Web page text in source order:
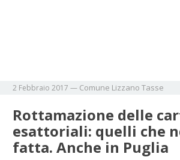
2 Febbraio 2017 — Comune Lizzano Tasse
Rottamazione delle
esattoriali: quelli che
fatta. Anche in Puglia